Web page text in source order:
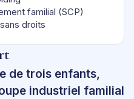
familial (SCP)
droits
de trois enfants,
industriel familial